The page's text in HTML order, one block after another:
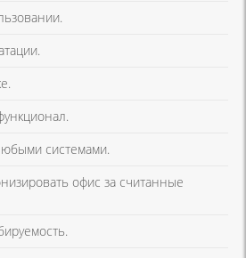
системами.
офис за считанные